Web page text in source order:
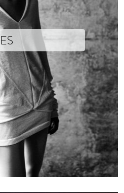
et on suit chaque histoire jusqu’au
une histoire qu’il raconte, a basé